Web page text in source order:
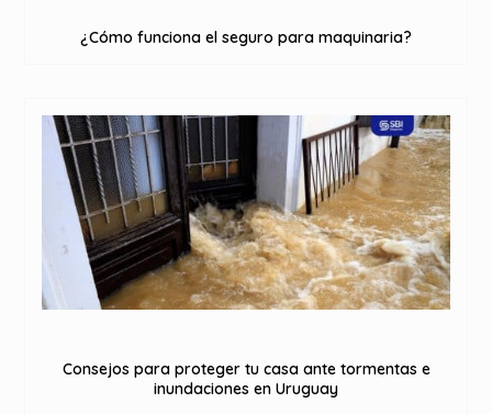
¿Cómo funciona el seguro para maquinaria?
Consejos para proteger tu casa ante tormentas e
inundaciones en Uruguay